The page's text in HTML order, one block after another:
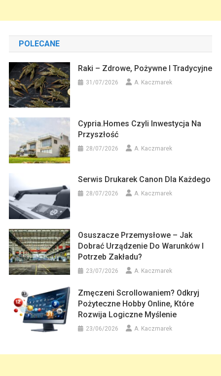
POLECANE
Raki – Zdrowe, Pożywne I Tradycyjne
31/07/2026 A. Kaczmarek
Cypria.homes Czyli Inwestycja Na
Przyszłość
28/07/2026 A. Kaczmarek
Serwis Drukarek Canon Dla Każdego
28/07/2026 A. Kaczmarek
Osuszacze Przemysłowe – Jak
Dobrać Urządzenie Do Warunków I
Potrzeb Zakładu?
23/07/2026 A. Kaczmarek
Zmęczeni Scrollowaniem? Odkryj
Pożyteczne Hobby Online, Które
Rozwija Logiczne Myślenie
23/06/2026 A. Kaczmarek